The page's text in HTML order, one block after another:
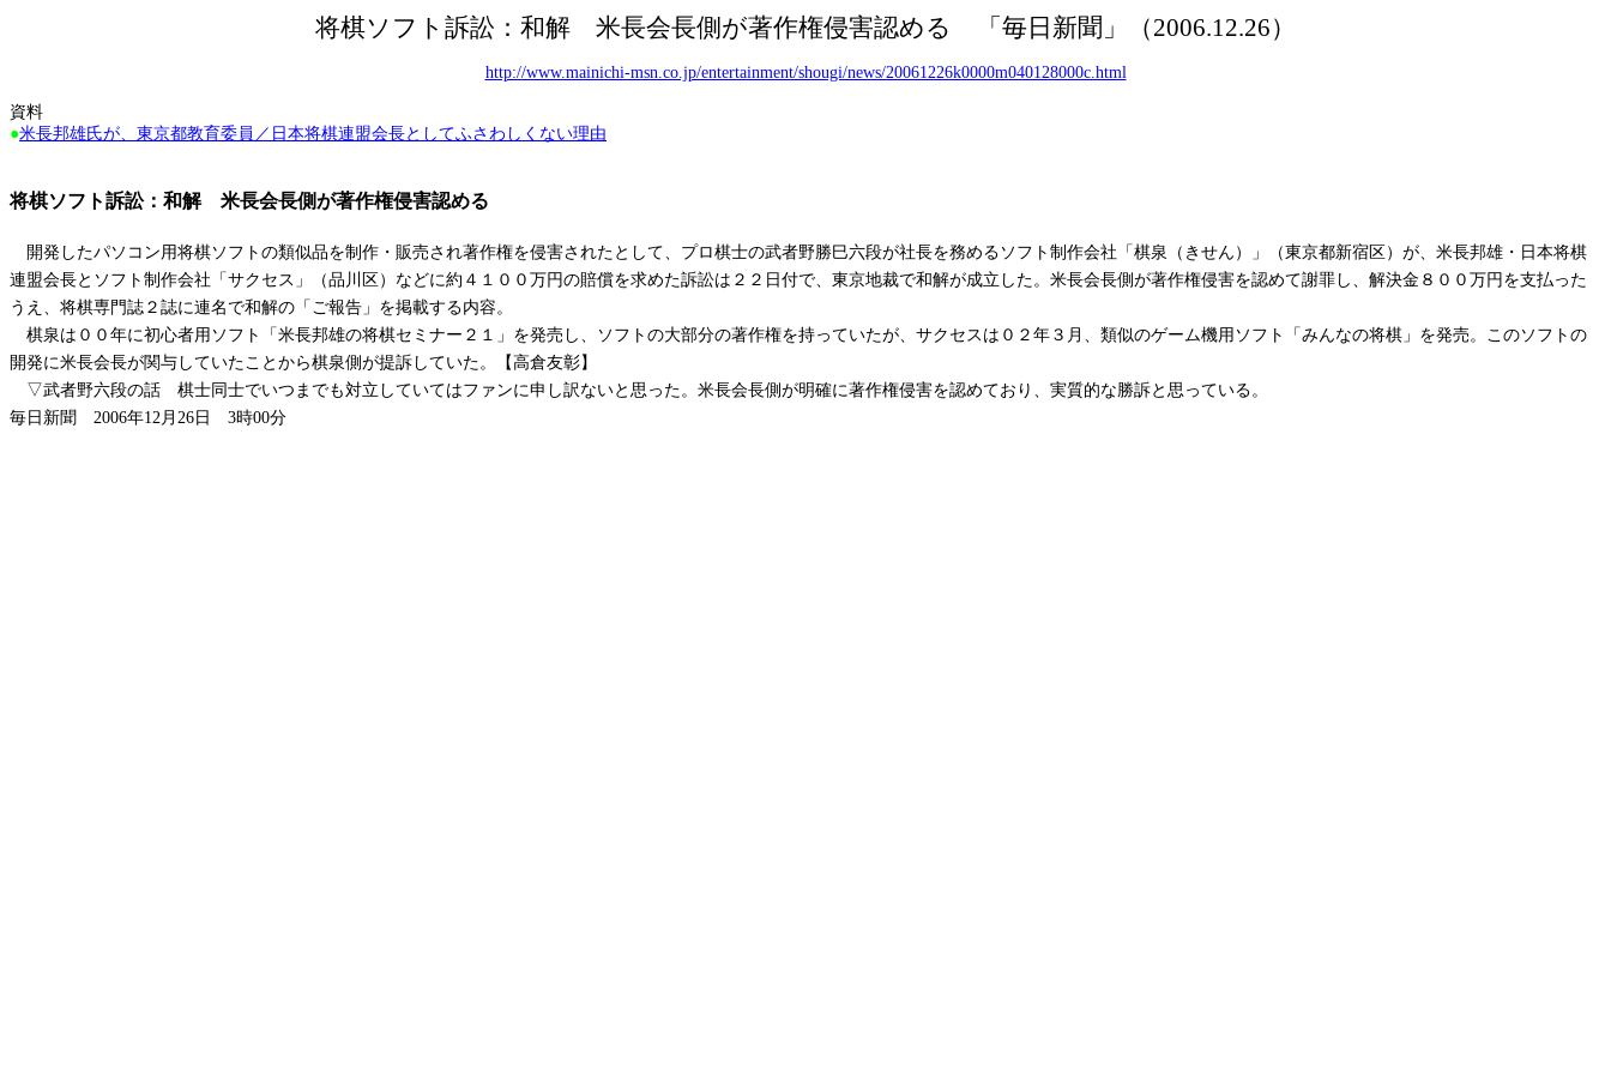
将棋ソフト訴訟：和解 米長会長側が著作権侵害認める 「毎日新聞」（2006.12.26）
http://www.mainichi-msn.co.jp/entertainment/shougi/news/20061226k0000m040128000c.html
資料
●米長邦雄氏が、東京都教育委員／日本将棋連盟会長としてふさわしくない理由
将棋ソフト訴訟：和解 米長会長側が著作権侵害認める
開発したパソコン用将棋ソフトの類似品を制作・販売され著作権を侵害されたとして、プロ棋士の武者野勝巳六段が社長を務めるソフト制作会社「棋泉（きせん）」（東京都新宿区）が、米長邦雄・日本将棋
連盟会長とソフト制作会社「サクセス」（品川区）などに約４１００万円の賠償を求めた訴訟は２２日付で、東京地裁で和解が成立した。米長会長側が著作権侵害を認めて謝罪し、解決金８００万円を支払った
うえ、将棋専門誌２誌に連名で和解の「ご報告」を掲載する内容。
棋泉は００年に初心者用ソフト「米長邦雄の将棋セミナー２１」を発売し、ソフトの大部分の著作権を持っていたが、サクセスは０２年３月、類似のゲーム機用ソフト「みんなの将棋」を発売。このソフトの
開発に米長会長が関与していたことから棋泉側が提訴していた。【高倉友彰】
▽武者野六段の話 棋士同士でいつまでも対立していてはファンに申し訳ないと思った。米長会長側が明確に著作権侵害を認めており、実質的な勝訴と思っている。
毎日新聞 2006年12月 26 日 3時00分